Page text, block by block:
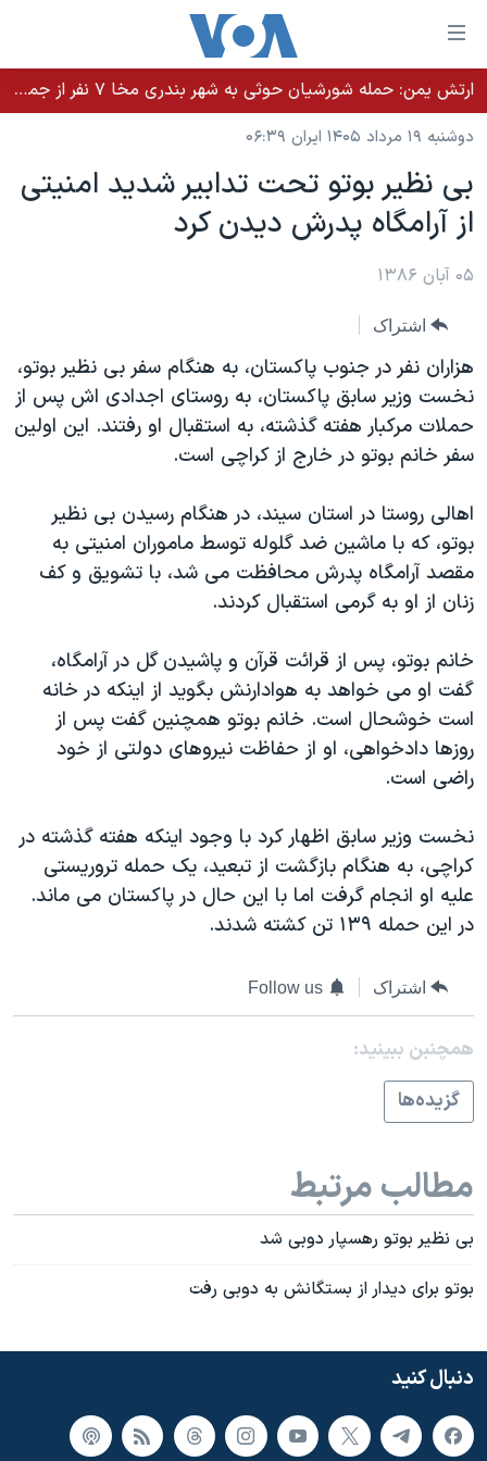
لینکهای
قابل
دسترسی
جهش
محتوای
اصلی
جهش
به
اصلی
جهش
به
جستجو
خانه
نسخه سبک وب‌سایت
موضوع ها
ایران
آمریکا
گزیده‌ها
ویژه برنامه‌ها
ویدیوها
فرهنگ و زندگی
حقوق شهروندی
اقتصادی
اسرائیل در جنگ
گالری عکس
آرشیو پخش زنده
برنامه های تلویزیونی
جدول برنامه ها
صفحه‌های ویژه
عملیات خشم حماسی
۲۵۰سالگی آمریکا
بایگانی برنامه‌های تلویزیونی
مستندها
انتخابات ریاست جمهوری آمریکا ۲۰۲۴
حمله جمهوری اسلامی به اسرائیل
ورزش زنان در ایران
اعتراضات زن، زندگی، آزادی
مجموعه مستندهای دادخواهی
تریبونال مردمی آبان ۹۸
چهل سال گروگان‌گیری
قانون شفافیت دارائی کادر رهبری ایران
اعتراضات مردمی آبان ۹۸
اسرائیل در جنگ
نرگس محمدی برنده جایزه نوبل صلح
همایش محافظه‌کاران آمریکا «سی‌پک»
صفحه‌های ویژه
پخش رادیویی
یادگیری زبان انگلیسی
دنبال کنید
زبانهای مختلف
ارتش یمن: حمله شورشیان حوثی به شهر بندری مخا ۷ نفر از جمله غیرنظامیان را کشت
دوشنبه ۱۹ مرداد ۱۴۰۵ ایران ۰۶:۳۹
بی نظير بوتو تحت تدابير شديد امنيتی
از آرامگاه پدرش ديدن کرد
۰۵ آبان ۱۳۸۶
اشتراک
هزاران نفر در جنوب پاکستان، به هنگام سفر بی نظير بوتو،
نخست وزير سابق پاکستان، به روستای اجدادی اش پس از
حملات مرکبار هفته گذشته، به استقبال او رفتند. اين اولين
سفر خانم بوتو در خارج از کراچی است.
اهالی روستا در استان سيند، در هنگام رسيدن بی نظير
بوتو، که با ماشين ضد گلوله توسط ماموران امنيتی به
مقصد آرامگاه پدرش محافظت می شد، با تشويق و کف
زنان از او به گرمی استقبال کردند.
خانم بوتو، پس از قرائت قرآن و پاشيدن گل در آرامگاه،
گفت او می خواهد به هوادارنش بگويد از اينکه در خانه
است خوشحال است. خانم بوتو همچنين گفت پس از
روزها دادخواهی، او از حفاظت نيروهای دولتی از خود
راضی است.
نخست وزير سابق اظهار کرد با وجود اينکه هفته گذشته در
کراچی، به هنگام بازگشت از تبعيد، يک حمله تروريستی
عليه او انجام گرفت اما با اين حال در پاکستان می ماند.
در اين حمله ۱۳۹ تن کشته شدند.
اشتراک Follow us
همچنبن ببینید:
گزيده‌ها
مطالب مرتبط
بی نظير بوتو رهسپار دوبی شد
بوتو برای ديدار از بستگانش به دوبی رفت
دنبال کنید